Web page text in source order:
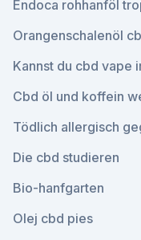
Endoca rohhanföl
Orangenschalenöl
Kannst du cbd vape
Cbd öl und koffein
Tödlich allergisch
Die cbd studieren
Bio-hanfgarten
Olej cbd pies